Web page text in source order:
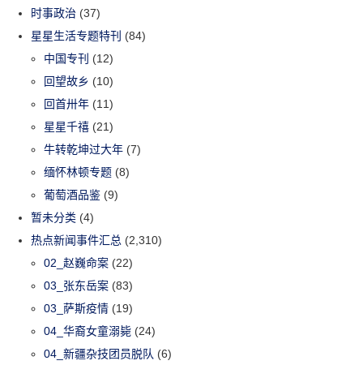
时事政治 (37)
星星生活专题特刊 (84)
中国专刊 (12)
回望故乡 (10)
回首卅年 (11)
星星千禧 (21)
牛转乾坤过大年 (7)
缅怀林顿专题 (8)
葡萄酒品鉴 (9)
暂未分类 (4)
热点新闻事件汇总 (2,310)
02_赵巍命案 (22)
03_张东岳案 (83)
03_萨斯疫情 (19)
04_华裔女童溺毙 (24)
04_新疆杂技团员脱队 (6)